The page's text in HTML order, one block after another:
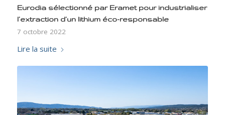
Eurodia sélectionné par Eramet pour industrialiser
l’extraction d’un lithium éco-responsable
7 octobre 2022
Lire la suite